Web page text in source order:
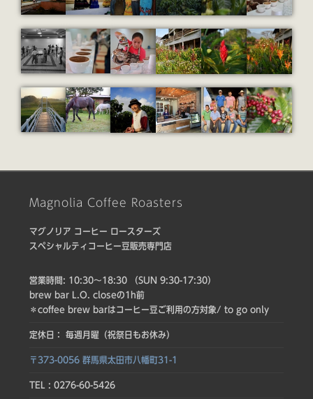
Magnolia Coffee Roasters
マグノリア コーヒー ロースターズ
スペシャルティコーヒー豆販売専門店
営業時間: 10:30〜18:30 （SUN 9:30-17:30）
brew bar L.O. closeの1h前
＊coffee brew barはコーヒー豆ご利用の方対象/ to go only
定休日： 毎週月曜（祝祭日もお休み）
〒373-0056 群馬県太田市八幡町31-1
TEL : 0276-60-5426